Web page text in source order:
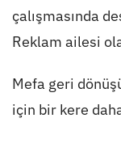
çalışmasında
Reklam ailesi
Mefa geri
için bir kere